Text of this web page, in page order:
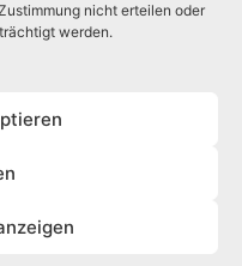
nicht erteilen oder
werden.